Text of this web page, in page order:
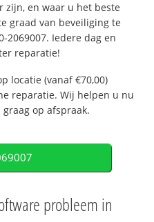
zijn, en waar u het beste
graad van beveiliging te
2069007. Iedere dag en
reparatie!
locatie (vanaf €70,00)
reparatie. Wij helpen u nu
op afspraak.
probleem in